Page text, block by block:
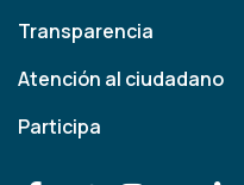
Transparencia
Atención al ciudadano
Participa